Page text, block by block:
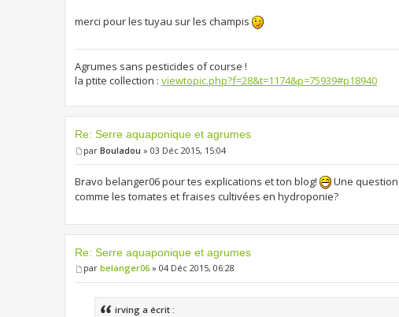
merci pour les tuyau sur les champis
Agrumes sans pesticides of course !
la ptite collection : viewtopic.php?f=28&t=1174&p=75939#p18940
Re: Serre aquaponique et agrumes
par Bouladou » 03 Déc 2015, 15:04
Bravo belanger06 pour tes explications et ton blog!
Une
comme les tomates et fraises cultivées en hydroponie?
Re: Serre aquaponique et agrumes
par belanger06 » 04 Déc 2015, 06:28
irving a écrit :